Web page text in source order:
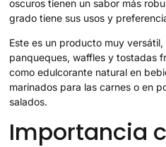
oscuros tienen un sabor más
grado tiene sus usos y
Este es un producto muy
panqueques, waffles y tostadas
como edulcorante natural en
marinados para las carnes o en
salados.
Importancia